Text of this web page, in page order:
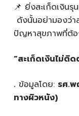
📌 ยิ่งสะเก็ดเงิน
ดังนั้นอย่ามองว่า
ปัญหาสุขภาพที่ต้อ
“สะเก็ดเงินไม่ติ
. ข้อมูลโดย: รศ.พ
ทางผิวหนัง)